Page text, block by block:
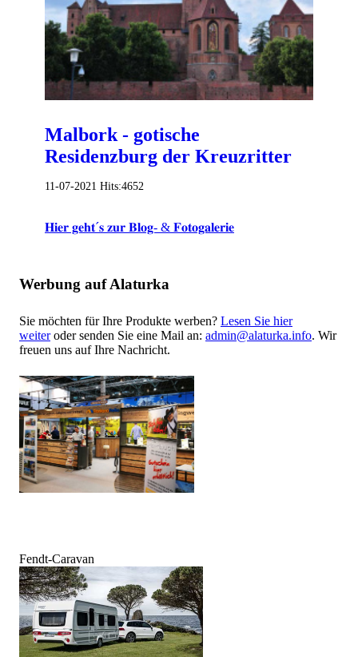
Malbork - gotische
Residenzburg der Kreuzritter
11-07-2021 Hits:4652
𝐇𝐢𝐞𝐫 𝐠𝐞𝐡𝐭´𝐬 𝐳𝐮𝐫 𝐁𝐥𝐨𝐠- & 𝐅𝐨𝐭𝐨𝐠𝐚𝐥𝐞𝐫𝐢𝐞
Werbung auf Alaturka
Sie möchten für Ihre Produkte werben? Lesen Sie hier
weiteroder senden Sie eine Mail an: admin@alaturka.info. Wir
freuen uns auf Ihre Nachricht.
Fendt-Caravan